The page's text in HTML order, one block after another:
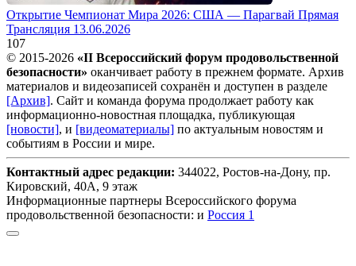
Открытие Чемпионат Мира 2026: США — Парагвай Прямая
Трансляция 13.06.2026
107
© 2015-2026 «II Всероссийский форум продовольственной
безопасности» оканчивает работу в прежнем формате. Архив
материалов и видеозаписей сохранён и доступен в разделе
[Архив]. Сайт и команда форума продолжает работу как
информационно-новостная площадка, публикующая
[новости], и [видеоматериалы] по актуальным новостям и
событиям в России и мире.
Контактный адрес редакции: 344022, Ростов-на-Дону, пр.
Кировский, 40А, 9 этаж
Информационные партнеры Всероссийского форума
продовольственной безопасности: и Россия 1